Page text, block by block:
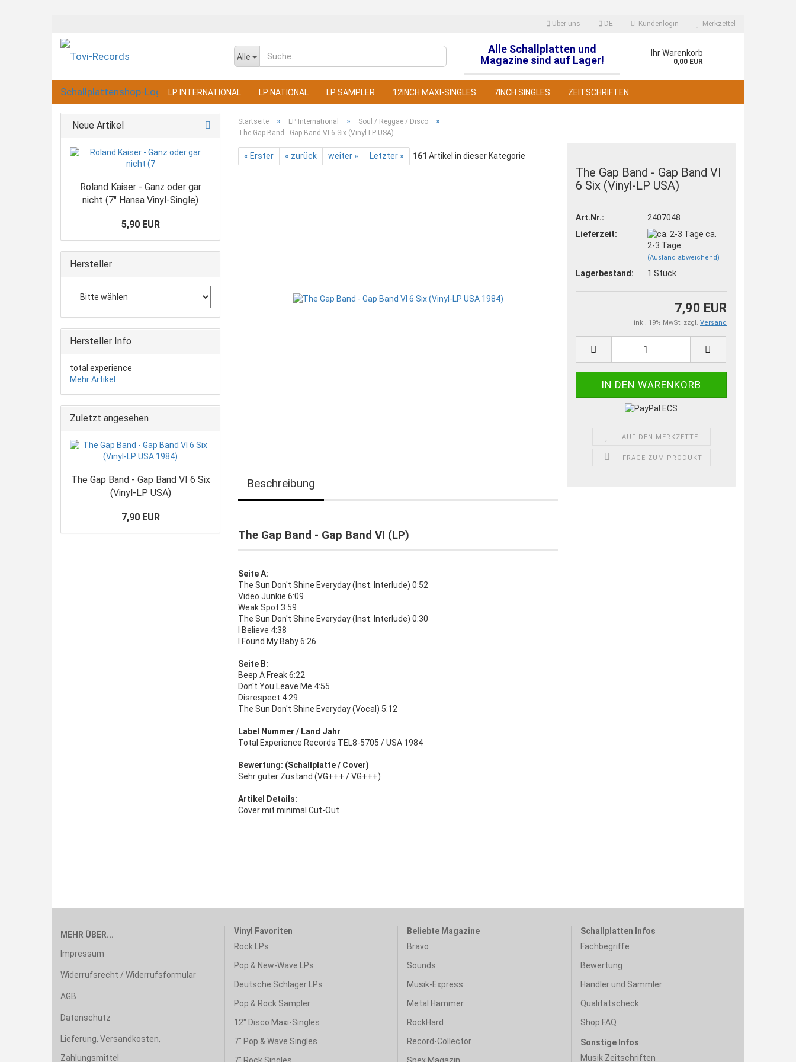
Über uns DE
Sprache auswählen
Kundenlogin Merkzettel
Alle
Alle Schallplatten und
Magazine sind auf Lager!
Ihr Warenkorb
0,00 EUR
LP INTERNATIONAL LP NATIONAL LP SAMPLER 12INCH MAXI-SINGLES 7INCH SINGLES ZEITSCHRIFTEN
Startseite » LP International » Soul / Reggae / Disco »
The Gap Band - Gap Band VI 6 Six (Vinyl-LP USA)
« Erster « zurück weiter » Letzter » 161 Artikel in dieser Kategorie
The Gap Band - Gap Band VI
6 Six (Vinyl-LP USA)
Art.Nr.:
2407048
Lieferzeit:
ca.
2-3 Tage
(Ausland abweichend)
Lagerbestand: 1Stück
7,90 EUR
inkl. 19% MwSt. zzgl. Versand
AUF DEN MERKZETTEL
FRAGE ZUM PRODUKT
Beschreibung
The Gap Band - Gap Band VI (LP)
Seite A:
The Sun Don't Shine Everyday (Inst. Interlude) 0:52
Video Junkie 6:09
Weak Spot 3:59
The Sun Don't Shine Everyday (Inst. Interlude) 0:30
I Believe 4:38
I Found My Baby 6:26
Seite B:
Beep A Freak 6:22
Don't You Leave Me 4:55
Disrespect 4:29
The Sun Don't Shine Everyday (Vocal) 5:12
Label Nummer / Land Jahr
Total Experience Records TEL8-5705 / USA 1984
Bewertung: (Schallplatte / Cover)
Sehr guter Zustand (VG+++ / VG+++)
Artikel Details:
Cover mit minimal Cut-Out
Neue Artikel
Roland Kaiser - Ganz oder gar
nicht (7" Hansa Vinyl-Single)
5,90 EUR
Hersteller
Hersteller Info
total experience
Mehr Artikel
Zuletzt angesehen
The Gap Band - Gap Band VI 6 Six
(Vinyl-LP USA)
7,90 EUR
MEHR ÜBER...
Impressum
Widerrufsrecht / Widerrufsformular
AGB
Datenschutz
Lieferung, Versandkosten,
Zahlungsmittel
Vinyl Favoriten
Rock LPs
Pop & New-Wave LPs
Deutsche Schlager LPs
Pop & Rock Sampler
12" Disco Maxi-Singles
7" Pop & Wave Singles
Beliebte Magazine
Bravo
Sounds
Musik-Express
Metal Hammer
RockHard
Record-Collector
Schallplatten Infos
Fachbegriffe
Bewertung
Händler und Sammler
Qualitätscheck
Shop FAQ
Sonstige Infos
Musik Zeitschriften